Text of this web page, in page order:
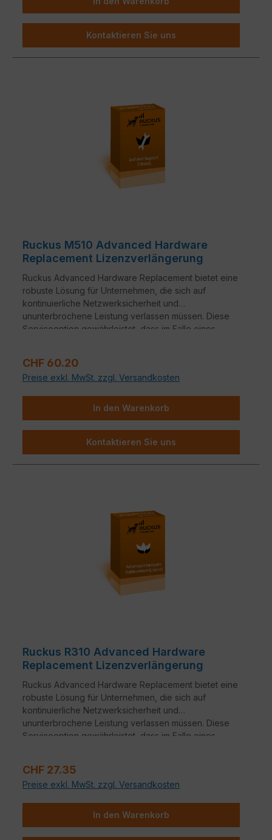
Kontaktieren Sie uns
Ruckus M510 Advanced Hardware
Replacement Lizenzverlängerung
Ruckus Advanced Hardware Replacement bietet eine
robuste Lösung für Unternehmen, die sich auf
kontinuierliche Netzwerksicherheit und
ununterbrochene Leistung verlassen müssen. Diese
Serviceoption gewährleistet, dass im Falle eines
Verkaufspreis:
CHF 60.20
Preise exkl. MwSt. zzgl. Versandkosten
In den Warenkorb
Kontaktieren Sie uns
Ruckus R310 Advanced Hardware
Replacement Lizenzverlängerung
Ruckus Advanced Hardware Replacement bietet eine
robuste Lösung für Unternehmen, die sich auf
kontinuierliche Netzwerksicherheit und
ununterbrochene Leistung verlassen müssen. Diese
Serviceoption gewährleistet, dass im Falle eines
Verkaufspreis:
CHF 27.35
Preise exkl. MwSt. zzgl. Versandkosten
In den Warenkorb